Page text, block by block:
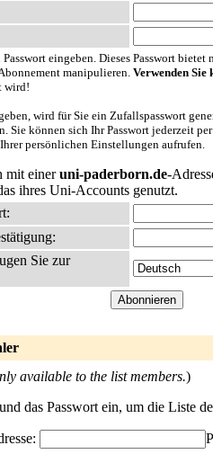
eingeben. Dieses Passwort
manipulieren. Verwenden Sie
wird!
wird für Sie ein Zufallspasswort
Sie können sich Ihr Passwort jederzeit
persönlichen Einstellungen aufrufen.
mit eineruni-paderborn.de-
ihres Uni-Accounts genutzt.
Sie zur
available to the list members.)
das Passwort ein, um die Liste